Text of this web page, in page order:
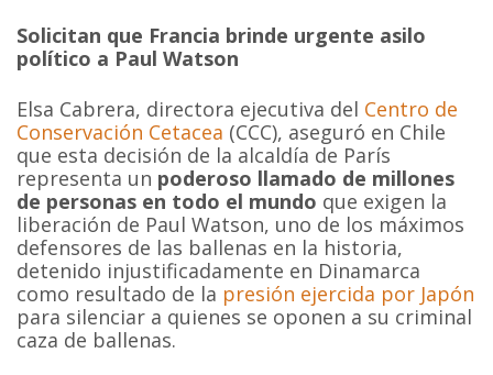
Solicitan que Francia brinde urgente asilo
político a Paul Watson
Elsa Cabrera, directora ejecutiva del Centro de
Conservación Cetacea (CCC), aseguró en Chile
que esta decisión de la alcaldía de París
representa un poderoso llamado de millones
de personas en todo el mundo que exigen la
liberación de Paul Watson, uno de los máximos
defensores de las ballenas en la historia,
detenido injustificadamente en Dinamarca
como resultado de la presión ejercida por Japón
para silenciar a quienes se oponen a su criminal
caza de ballenas.